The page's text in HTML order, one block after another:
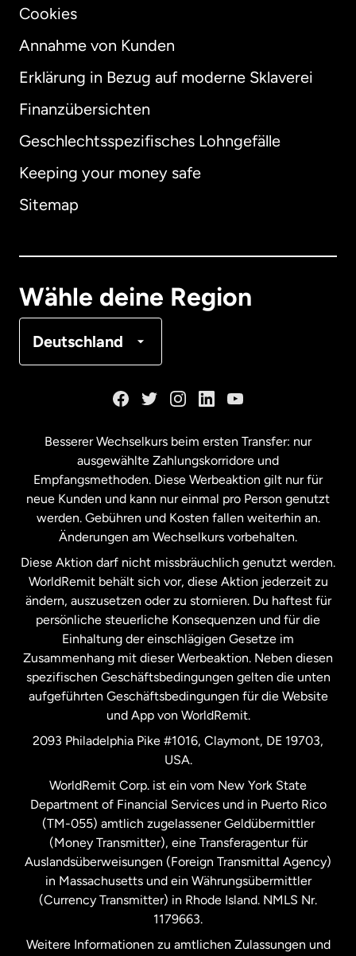
Cookies
Annahme von Kunden
Erklärung in Bezug auf moderne Sklaverei
Finanzübersichten
Geschlechtsspezifisches Lohngefälle
Keeping your money safe
Sitemap
Wähle deine Region
Deutschland
International English
Australien
Malaysia
Neuseeland
Niederlande
Schweden
Spanien
Vereinigte Staaten English
Vereinigte Staaten
Vereinigtes Königreich
Besserer Wechselkurs beim ersten Transfer: nur
ausgewählte Zahlungskorridore und
Empfangsmethoden. Diese Werbeaktion gilt nur für
neue Kunden und kann nur einmal pro Person genutzt
werden. Gebühren und Kosten fallen weiterhin an.
Änderungen am Wechselkurs vorbehalten.
Diese Aktion darf nicht missbräuchlich genutzt werden.
WorldRemit behält sich vor, diese Aktion jederzeit zu
ändern, auszusetzen oder zu stornieren. Du haftest für
persönliche steuerliche Konsequenzen und für die
Einhaltung der einschlägigen Gesetze im
Zusammenhang mit dieser Werbeaktion. Neben diesen
spezifischen Geschäftsbedingungen gelten die unten
aufgeführten Geschäftsbedingungen für die Website
und App von WorldRemit.
2093 Philadelphia Pike #1016, Claymont, DE 19703,
USA.
WorldRemit Corp. ist ein vom New York State
Department of Financial Services und in Puerto Rico
(TM-055) amtlich zugelassener Geldübermittler
(Money Transmitter), eine Transferagentur für
Auslandsüberweisungen (Foreign Transmittal Agency)
in Massachusetts und ein Währungsübermittler
(Currency Transmitter) in Rhode Island. NMLS Nr.
1179663.
Weitere Informationen zu amtlichen Zulassungen und